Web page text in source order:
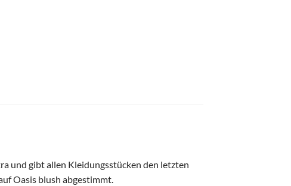
und gibt allen Kleidungsstücken den letzten
Oasis blush abgestimmt.